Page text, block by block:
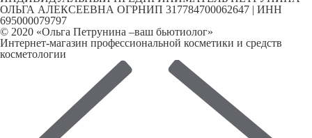
ОЛЬГА АЛЕКСЕЕВНА ОГРНИП 317784700062647 | ИНН
695000079797
© 2020 «Ольга Петрунина –ваш бьютиолог»
Интернет-магазин профессиональной косметики и средств
косметологии